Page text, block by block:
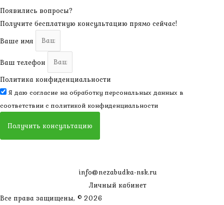
Появились вопросы?
Получите бесплатную консультацию прямо сейчас!
Ваше имя
Ваш телефон
Политика конфиденциальности
Я даю согласие на обработку персональных данных в
соответствии с политикой конфиденциальности
Получить консультацию
info@nezabudka-nsk.ru
Личный кабинет
Все права защищены, © 2026